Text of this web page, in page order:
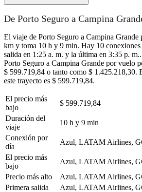
De Porto Seguro a Campina
El viaje de Porto Seguro a Campina Grande
km y toma 10 h y 9 min. Hay 10
salida en 1:25 a. m. y la última en 3:35 p.
Porto Seguro a Campina Grande por vuelo
$ 599.719,84 o tanto como $ 1.425.218,30.
este trayecto es $ 599.719,84.
El precio más
bajo
$ 599.719,84
Duración del
viaje
10 h y 9 min
Conexión por
día
Azul, LATAM Airlines,
El precio más
bajo
Azul, LATAM Airlines,
Precio más alto
Azul, LATAM Airlines,
Primera salida
Azul, LATAM Airlines,